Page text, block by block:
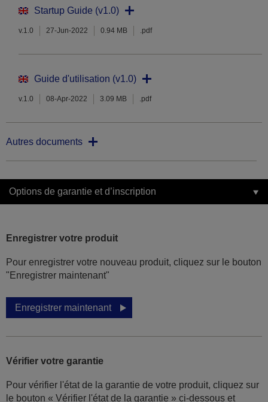
Startup Guide (v1.0)
v.1.0 27-Jun-2022 0.94 MB .pdf
Guide d'utilisation (v1.0)
v.1.0 08-Apr-2022 3.09 MB .pdf
Autres documents
Options de garantie et d’inscription
Enregistrer votre produit
Pour enregistrer votre nouveau produit, cliquez sur le bouton
"Enregistrer maintenant"
Enregistrer maintenant
Vérifier votre garantie
Pour vérifier l'état de la garantie de votre produit, cliquez sur
le bouton « Vérifier l'état de la garantie » ci-dessous et